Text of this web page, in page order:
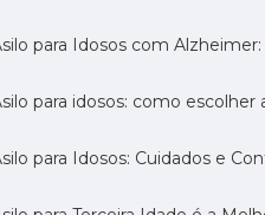
Asilo para Idosos com
Asilo para idosos: como
Asilo para Idosos: Cuidados e